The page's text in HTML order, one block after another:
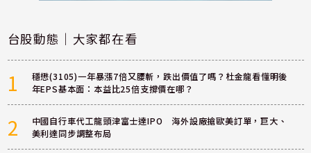
台股動態｜大家都在看
1
穩懋(3105)一年暴漲7倍又腰斬，跌出價值了嗎？杜金龍看懂明後
年EPS基本面：本益比25倍支撐價在哪？
2
中國自行車代工龍頭津富士達IPO 海外設廠搶歐美訂單，巨大、
美利達同步調整布局